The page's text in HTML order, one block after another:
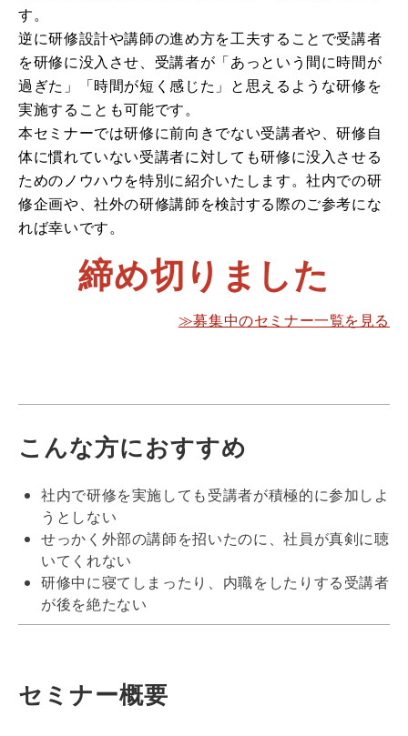
す。
逆に研修設計や講師の進め方を工夫することで受講者
を研修に没入させ、受講者が「あっという間に時間が
過ぎた」「時間が短く感じた」と思えるような研修を
実施することも可能です。
本セミナーでは研修に前向きでない受講者や、研修自
体に慣れていない受講者に対しても研修に没入させる
ためのノウハウを特別に紹介いたします。社内での研
修企画や、社外の研修講師を検討する際のご参考にな
れば幸いです。
締め切りました
≫募集中のセミナー一覧を見る
こんな方におすすめ
社内で研修を実施しても受講者が積極的に参加しよ
うとしない
せっかく外部の講師を招いたのに、社員が真剣に聴
いてくれない
研修中に寝てしまったり、内職をしたりする受講者
が後を絶たない
セミナー概要